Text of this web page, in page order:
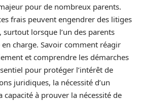
pour de nombreux parents.
frais peuvent engendrer des litiges
lorsque l’un des parents
charge. Savoir comment réagir
et comprendre les démarches
pour protéger l’intérêt de
juridiques, la nécessité d’un
capacité à prouver la nécessité de